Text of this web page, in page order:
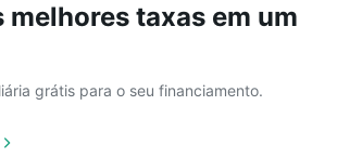
melhores taxas em um
grátis para o seu financiamento.